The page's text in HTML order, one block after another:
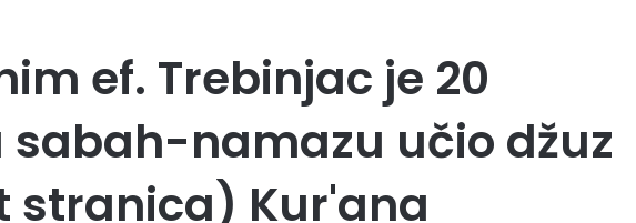
ef. Trebinjac je 20
sabah-namazu učio džuz
stranica) Kur'ana